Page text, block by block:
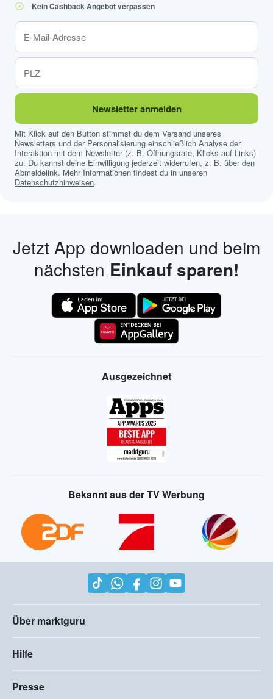
Kein Cashback Angebot verpassen
Newsletter anmelden
Mit Klick auf den Button stimmst du dem Versand unseres
Newsletters und der Personalisierung einschließlich Analyse der
Interaktion mit dem Newsletter (z. B. Öffnungsrate, Klicks auf Links)
zu. Du kannst deine Einwilligung jederzeit widerrufen, z. B. über den
Abmeldelink. Mehr Informationen findest du in unseren
Datenschutzhinweisen.
Jetzt App downloaden und beim
nächsten Einkauf sparen!
Ausgezeichnet
Bekannt aus der TV Werbung
Über marktguru
Hilfe
Presse